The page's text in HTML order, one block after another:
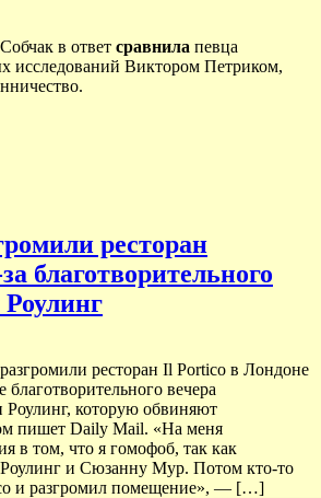
в ответ сравнила певца
исследований Виктором Петриком,
ресторан
благотворительного
ресторан Il Portico в Лондоне
благотворительного вечера
которую обвиняют
пишет Daily Mail. «На меня
в том, что я гомофоб, так как
Роулинг и Сюзанну Мур. Потом кто-то
и разгромил помещение», — […]